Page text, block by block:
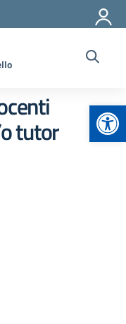
tutor